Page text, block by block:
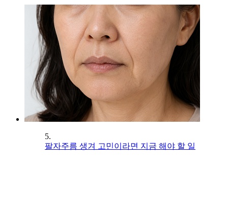
5.
팔자주름 생겨 고민이라면 지금 해야 할 일